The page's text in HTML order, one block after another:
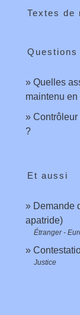
Textes de
Questions
Quelles
maintenu
Contrôleur
?
Et aussi
Demande
apatride)
Étranger -
Justice